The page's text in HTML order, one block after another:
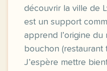
découvrir la ville de
est un support
apprend l’origine
bouchon (restaurant
J’espère mettre